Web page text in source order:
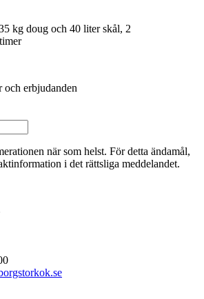
kg doug och 40 liter skål, 2
och erbjudanden
när som helst. För detta ändamål,
i det rättsliga meddelandet.